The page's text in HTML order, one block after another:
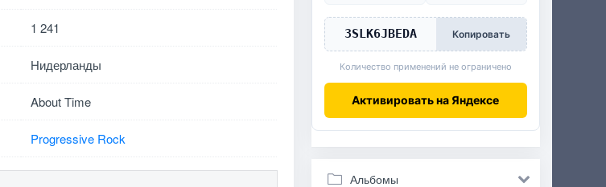
1 241
Нидерланды
About Time
Progressive Rock
3SLK6JBEDA Копировать
Количество применений не ограничено
Активировать на Яндексе
Альбомы